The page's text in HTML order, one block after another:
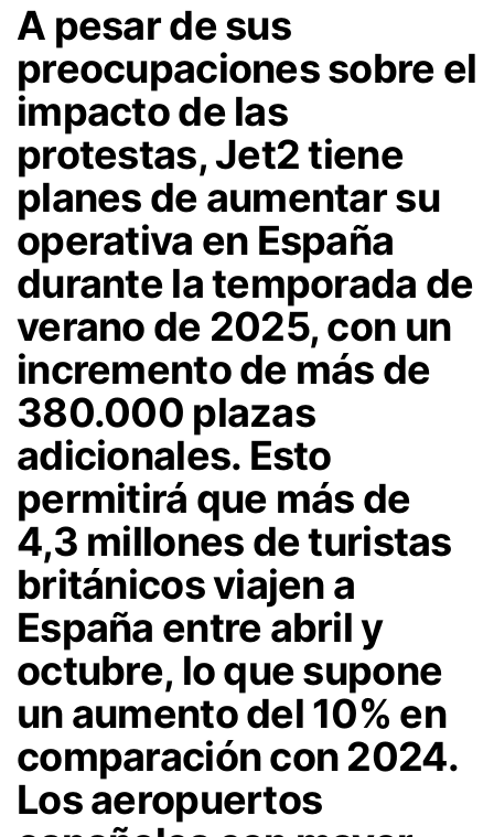
A pesar de sus
preocupaciones sobre el
impacto de las
protestas, Jet2 tiene
planes de aumentar su
operativa en España
durante la temporada de
verano de 2025, con un
incremento de más de
380.000 plazas
adicionales. Esto
permitirá que más de
4,3 millones de turistas
británicos viajen a
España entre abril y
octubre, lo que supone
un aumento del 10% en
comparación con 2024.
Los aeropuertos